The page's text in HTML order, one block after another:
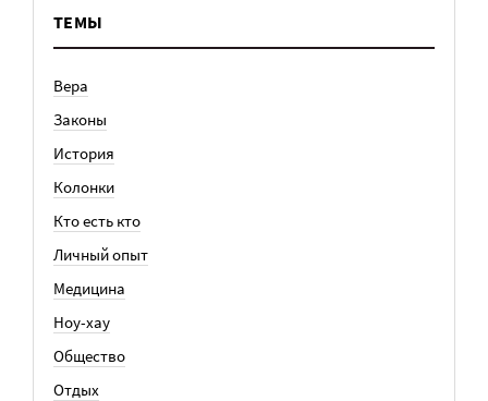
ТЕМЫ
Вера
Законы
История
Колонки
Кто есть кто
Личный опыт
Медицина
Ноу-хау
Общество
Отдых